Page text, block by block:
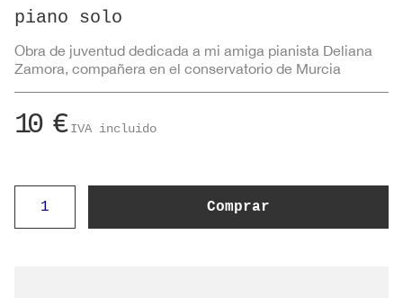
piano solo
Obra de juventud dedicada a mi amiga pianista Deliana
Zamora, compañera en el conservatorio de Murcia
10 € IVA incluido
Obra
Comprar